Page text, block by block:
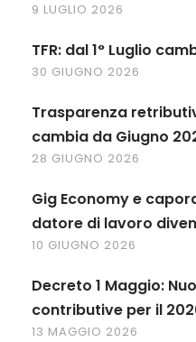
9 LUGLIO 2026
TFR: dal 1° Luglio
30 GIUGNO 2026
Trasparenza
cambia da Giugno
28 GIUGNO 2026
Gig Economy e
datore di lavoro
10 GIUGNO 2026
Decreto 1 Maggio:
contributive per il
13 MAGGIO 2026